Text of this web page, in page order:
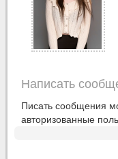
Написать
Писать сообщения
авторизованные